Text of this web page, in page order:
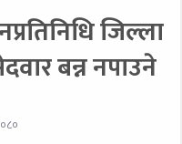
जिल्ला
बन्न नपाउने